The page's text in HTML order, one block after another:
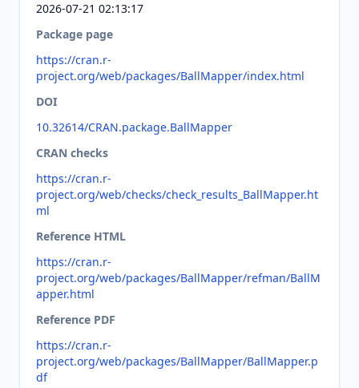
2026-07-21 02:13:17
Package page
https://cran.r-
project.org/web/packages/BallMapper/index.html
DOI
10.32614/CRAN.package.BallMapper
CRAN checks
https://cran.r-
project.org/web/checks/check_results_BallMapper.ht
ml
Reference HTML
https://cran.r-
project.org/web/packages/BallMapper/refman/BallM
apper.html
Reference PDF
https://cran.r-
project.org/web/packages/BallMapper/BallMapper.p
df